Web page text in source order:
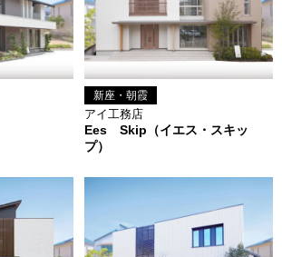
新座・朝霞
アイ工務店
Ees Skip（イエス・スキッ
プ）